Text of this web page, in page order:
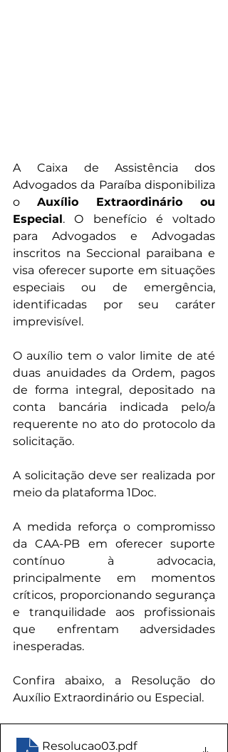
A Caixa de Assistência dos
Advogados da Paraíba disponibiliza
o Auxílio Extraordinário ou
Especial. O benefício é voltado
para Advogados e Advogadas
inscritos na Seccional paraibana e
visa oferecer suporte em situações
especiais ou de emergência,
identificadas por seu caráter
imprevisível.
O auxílio tem o valor limite de até
duas anuidades da Ordem, pagos
de forma integral, depositado na
conta bancária indicada pelo/a
requerente no ato do protocolo da
solicitação.
A solicitação deve ser realizada por
meio da plataforma 1Doc.
A medida reforça o compromisso
da CAA-PB em oferecer suporte
contínuo à advocacia,
principalmente em momentos
críticos, proporcionando segurança
e tranquilidade aos profissionais
que enfrentam adversidades
inesperadas.
Confira abaixo, a Resolução do
Auxílio Extraordinário ou Especial.
Resolucao03.pdf